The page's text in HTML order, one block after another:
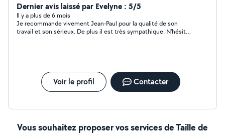
par ma curiosité.débarras de garage, maison, grenier
etc. Ouvert a toute demande.
Dernier avis laissé par Evelyne : 5/5
Il y a plus de 6 mois
Je recommande vivement Jean-Paul pour la qualité de son
travail et son sérieux. De plus il est très sympathique. N'hésitez
Voir le profil Contacter
Vous souhaitez proposer vos services de Taille de